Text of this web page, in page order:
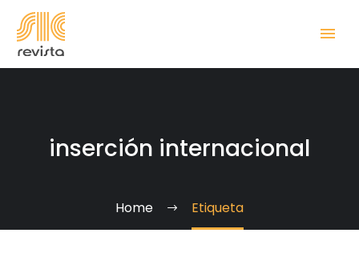
inserción internacional
Home Etiqueta